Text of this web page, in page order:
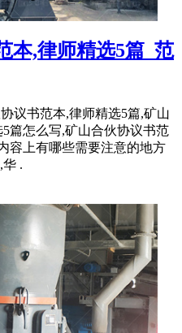
本,律师精选5篇_范
议书范本,律师精选5篇,矿山
篇怎么写,矿山合伙协议书范
容上有哪些需要注意的地方
.